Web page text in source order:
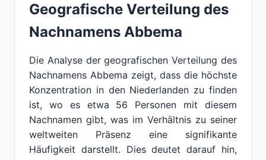
Geografische Verteilung des
Nachnamens Abbema
Die Analyse der geografischen Verteilung des
Nachnamens Abbema zeigt, dass die höchste
Konzentration in den Niederlanden zu finden
ist, wo es etwa 56 Personen mit diesem
Nachnamen gibt, was im Verhältnis zu seiner
weltweiten Präsenz eine signifikante
Häufigkeit darstellt. Dies deutet darauf hin,